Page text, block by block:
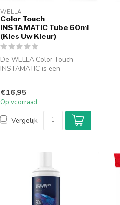
WELLA
Color Touch
INSTAMATIC Tube 60ml
(Kies Uw Kleur)
De WELLA Color Touch
INSTAMATIC is een
€16,95
Op voorraad
Vergelijk